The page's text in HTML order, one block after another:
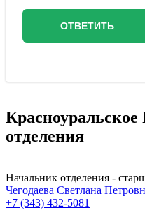
отделения
Начальник отделения -
Чегодаева Светлана
+7 (343) 432-5081